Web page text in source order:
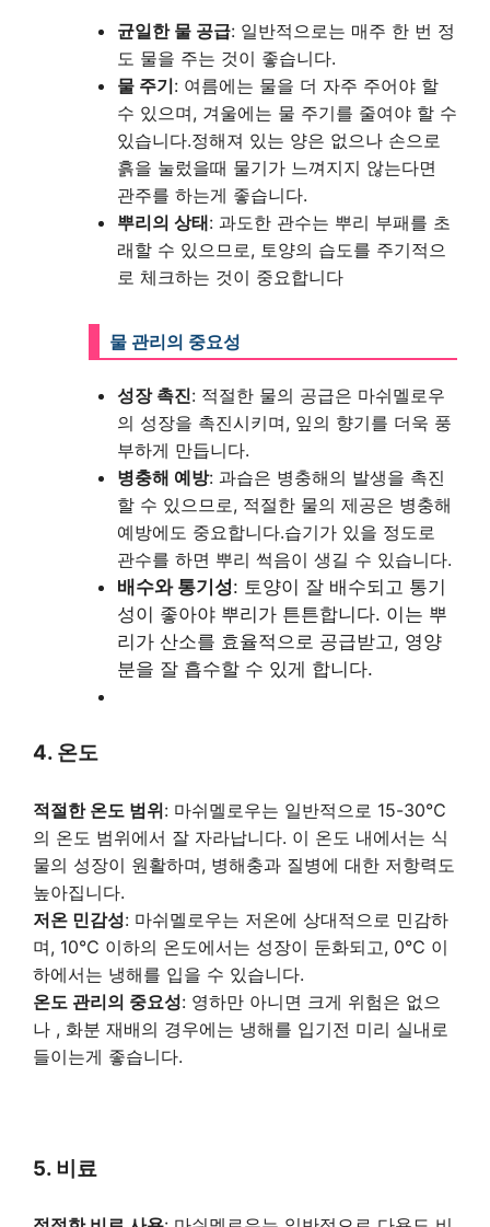
균일한 물 공급: 일반적으로는 매주 한 번 정
도 물을 주는 것이 좋습니다.
물 주기: 여름에는 물을 더 자주 주어야 할
수 있으며, 겨울에는 물 주기를 줄여야 할 수
있습니다.정해져 있는 양은 없으나 손으로
흙을 눌렀을때 물기가 느껴지지 않는다면
관주를 하는게 좋습니다.
뿌리의 상태: 과도한 관수는 뿌리 부패를 초
래할 수 있으므로, 토양의 습도를 주기적으
로 체크하는 것이 중요합니다
물 관리의 중요성
성장 촉진: 적절한 물의 공급은 마쉬멜로우
의 성장을 촉진시키며, 잎의 향기를 더욱 풍
부하게 만듭니다.
병충해 예방: 과습은 병충해의 발생을 촉진
할 수 있으므로, 적절한 물의 제공은 병충해
예방에도 중요합니다.습기가 있을 정도로
관수를 하면 뿌리 썩음이 생길 수 있습니다.
배수와 통기성: 토양이 잘 배수되고 통기
성이 좋아야 뿌리가 튼튼합니다. 이는 뿌
리가 산소를 효율적으로 공급받고, 영양
분을 잘 흡수할 수 있게 합니다.
4. 온도
적절한 온도 범위: 마쉬멜로우는 일반적으로 15-30℃
의 온도 범위에서 잘 자라납니다. 이 온도 내에서는 식
물의 성장이 원활하며, 병해충과 질병에 대한 저항력도
높아집니다.
저온 민감성: 마쉬멜로우는 저온에 상대적으로 민감하
며, 10℃ 이하의 온도에서는 성장이 둔화되고, 0℃ 이
하에서는 냉해를 입을 수 있습니다.
온도 관리의 중요성: 영하만 아니면 크게 위험은 없으
나 , 화분 재배의 경우에는 냉해를 입기전 미리 실내로
들이는게 좋습니다.
5. 비료